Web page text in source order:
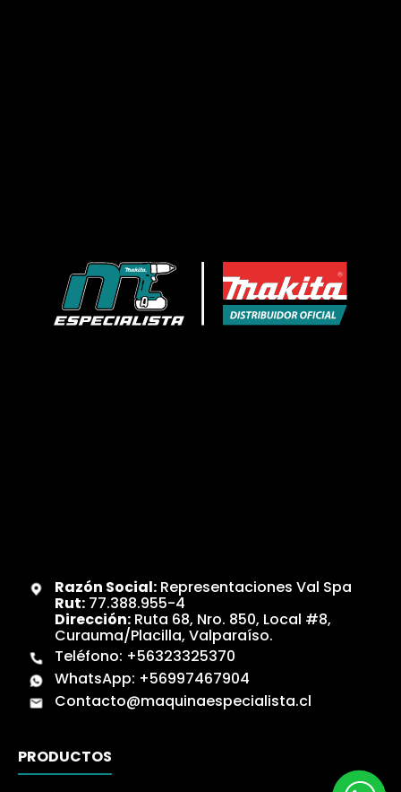
Razón Social:Representaciones Val Spa
Rut:77.388.955-4
Dirección:Ruta 68, Nro. 850, Local #8,
Curauma/Placilla, Valparaíso.
Teléfono: +56323325370
WhatsApp: +56997467904
Contacto@maquinaespecialista.cl
PRODUCTOS